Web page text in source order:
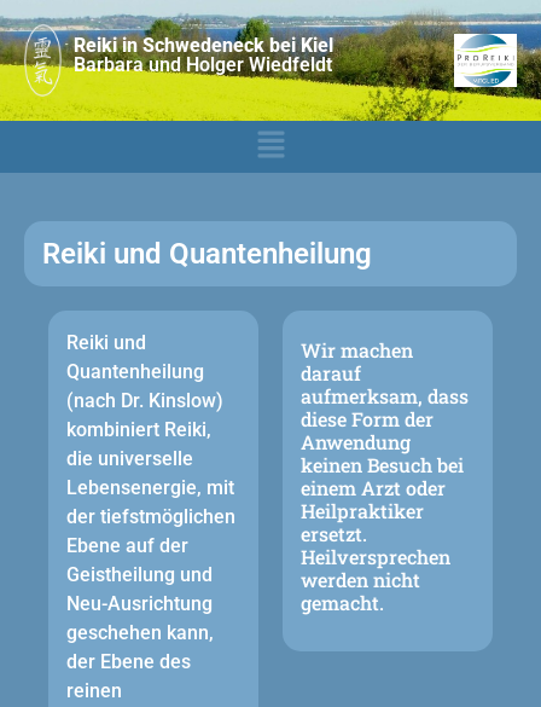
Reiki in Schwedeneck bei Kiel
Barbara und Holger Wiedfeldt
Reiki und Quantenheilung
Reiki und
Quantenheilung
(nach Dr. Kinslow)
kombiniert Reiki,
die universelle
Lebensenergie, mit
der tiefstmöglichen
Ebene auf der
Geistheilung und
Neu-Ausrichtung
geschehen kann,
der Ebene des
reinen
Wir machen
darauf
aufmerksam, dass
diese Form der
Anwendung
keinen Besuch bei
einem Arzt oder
Heilpraktiker
ersetzt.
Heilversprechen
werden nicht
gemacht.